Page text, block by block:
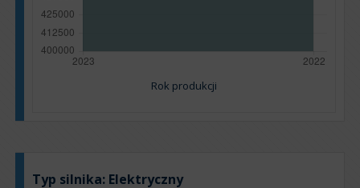
Rok produkcji
Typ silnika: Elektryczny